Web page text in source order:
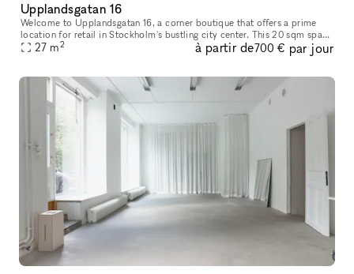
Upplandsgatan 16
Welcome to Upplandsgatan 16, a corner boutique that offers a prime
location for retail in Stockholm's bustling city center. This 20 sqm space
comes with an additional 7 sqm of storage, making it an i
27 m2 à partir de700 € par jour